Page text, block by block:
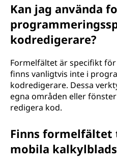
Kan jag använda
kodredigerare?
Formelfältet är specifikt
finns vanligtvis inte i
kodredigerare. Dessa
egna områden eller
redigera kod.
Finns
mobila